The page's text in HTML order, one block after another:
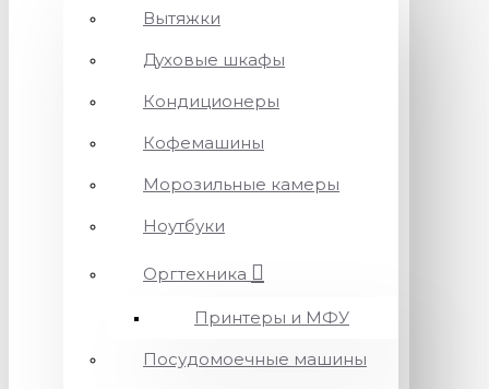
Вытяжки
Духовые шкафы
Кондиционеры
Кофемашины
Морозильные камеры
Ноутбуки
Оргтехника
Принтеры и МФУ
Посудомоечные машины